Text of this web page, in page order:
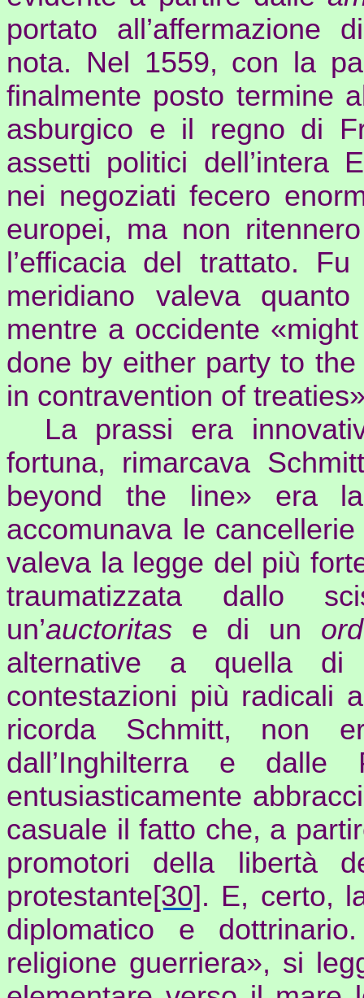
portato all’affermazione
nota. Nel 1559, con la
finalmente posto termine
asburgico e il regno di
assetti politici dell’intera
nei negoziati fecero
europei, ma non
l’efficacia del trattato.
meridiano
valeva
quanto
mentre a occidente
done by either party to
in contravention of
La prassi era
fortuna, rimarcava
beyond
the line» era la
accomunava le
valeva la legge del più
traumatizzata dallo
un’auctoritas e di un
alternative a quella di
contestazioni più radicali
ricorda Schmitt, non
dall’Inghilterra e dalle
entusiasticamente
casuale il fatto che, a
promotori della libertà
protestante[30] . E, certo,
diplomatico e
religione guerriera», si